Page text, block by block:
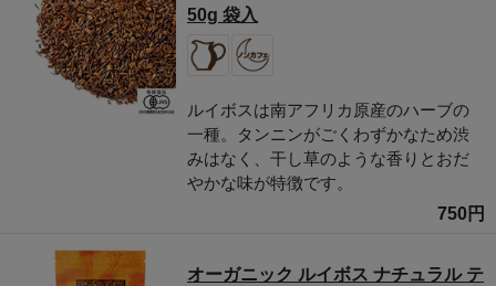
50g 袋入
ルイボスは南アフリカ原産のハーブの
一種。タンニンがごくわずかなため渋
みはなく、干し草のような香りとおだ
やかな味が特徴です。
750円
オーガニック ルイボス ナチュラル テ